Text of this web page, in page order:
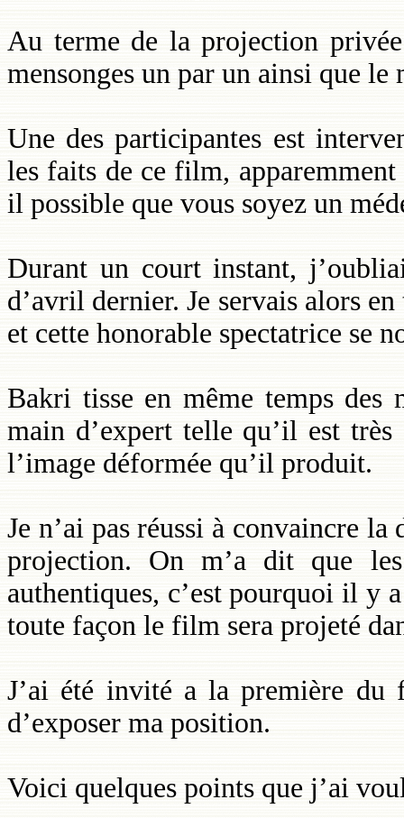
Au terme de la projection
mensonges un par un ainsi que le
Une des participantes est
les faits de ce film,
il possible que vous soyez un
Durant un court instant,
d’avril dernier. Je servais alors
et cette honorable spectatrice se
Bakri tisse en même temps des
main d’expert telle qu’il est
l’image déformée qu’il produit.
Je n’ai pas réussi à convaincre
projection. On m’a dit que
authentiques, c’est pourquoi il y
toute façon le film sera projeté
J’ai été invité a la première
d’exposer ma position.
Voici quelques points que j’ai